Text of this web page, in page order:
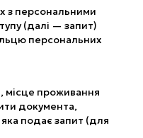
з персональними
(далі — запит)
персональних
місце проживання
документа,
подає запит (для